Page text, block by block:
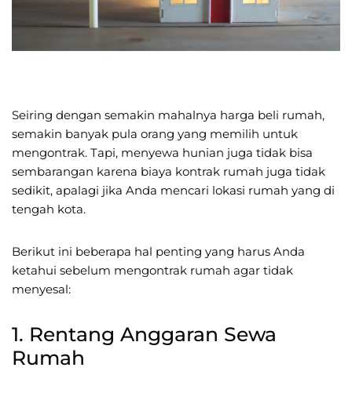
Seiring dengan semakin mahalnya harga beli rumah,
semakin banyak pula orang yang memilih untuk
mengontrak. Tapi, menyewa hunian juga tidak bisa
sembarangan karena biaya kontrak rumah juga tidak
sedikit, apalagi jika Anda mencari lokasi rumah yang di
tengah kota.
Berikut ini beberapa hal penting yang harus Anda
ketahui sebelum mengontrak rumah agar tidak
menyesal:
1. Rentang Anggaran Sewa
Rumah